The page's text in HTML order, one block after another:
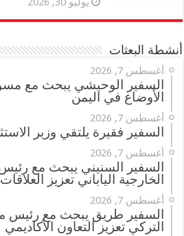
أنشطة البعثات
أغسطس 7, 2026
السفير الوحيشي يبحث مع
الأوضاع في اليمن
أغسطس 7, 2026
السفير فقيرة يلتقي وزير
أغسطس 7, 2026
السفير السنيني يبحث مع
الخارجية الياباني تعزيز العلاقات
أغسطس 7, 2026
السفير طريق يبحث مع رئيس
التركي تعزيز التعاون الأكاديمي